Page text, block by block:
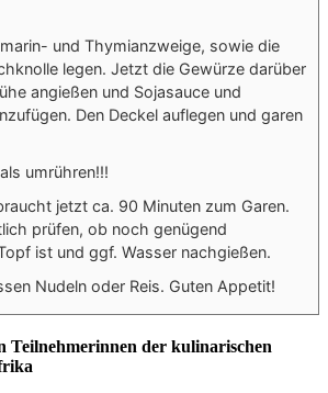
und Thymianzweige, sowie die
legen. Jetzt die Gewürze darüber
angießen und Sojasauce und
Den Deckel auflegen und garen
umrühren!!!
jetzt ca. 90 Minuten zum Garen.
prüfen, ob noch genügend
ist und ggf. Wasser nachgießen.
Nudeln oder Reis. Guten Appetit!
Teilnehmerinnen der kulinarischen